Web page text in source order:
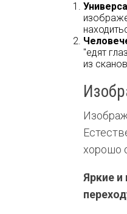
"едят
из
хорошо
Яркие